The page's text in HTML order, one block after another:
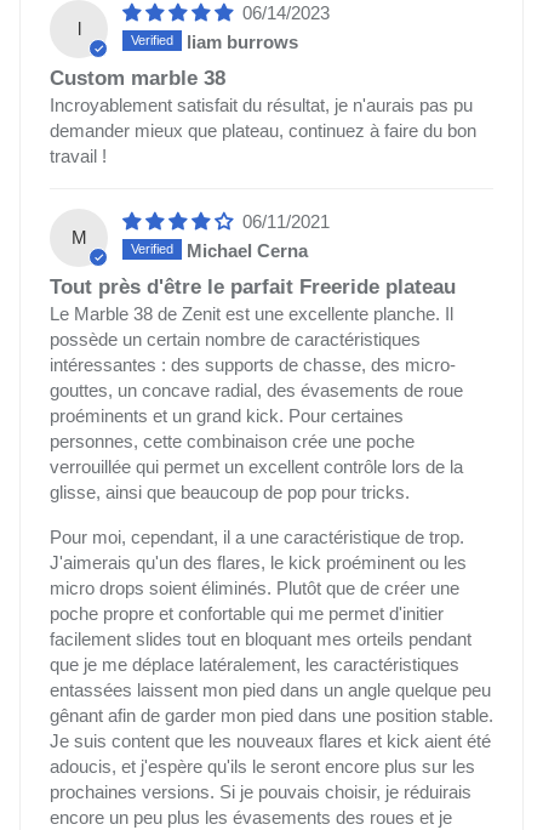
l
06/14/2023
liam burrows
Custom marble 38
Incroyablement satisfait du résultat, je n'aurais pas pu
demander mieux que plateau, continuez à faire du bon
travail !
M
06/11/2021
Michael Cerna
Tout près d'être le parfait Freeride plateau
Le Marble 38 de Zenit est une excellente planche. Il
possède un certain nombre de caractéristiques
intéressantes : des supports de chasse, des micro-
gouttes, un concave radial, des évasements de roue
proéminents et un grand kick. Pour certaines
personnes, cette combinaison crée une poche
verrouillée qui permet un excellent contrôle lors de la
glisse, ainsi que beaucoup de pop pour tricks.
Pour moi, cependant, il a une caractéristique de trop.
J'aimerais qu'un des flares, le kick proéminent ou les
micro drops soient éliminés. Plutôt que de créer une
poche propre et confortable qui me permet d'initier
facilement slides tout en bloquant mes orteils pendant
que je me déplace latéralement, les caractéristiques
entassées laissent mon pied dans un angle quelque peu
gênant afin de garder mon pied dans une position stable.
Je suis content que les nouveaux flares et kick aient été
adoucis, et j'espère qu'ils le seront encore plus sur les
prochaines versions. Si je pouvais choisir, je réduirais
encore un peu plus les évasements des roues et je